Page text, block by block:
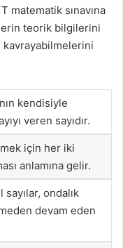
matematik sınavına
teorik bilgilerini
kavrayabilmelerini
kendisiyle
veren sayıdır.
için her iki
anlamına gelir.
ondalık
devam eden